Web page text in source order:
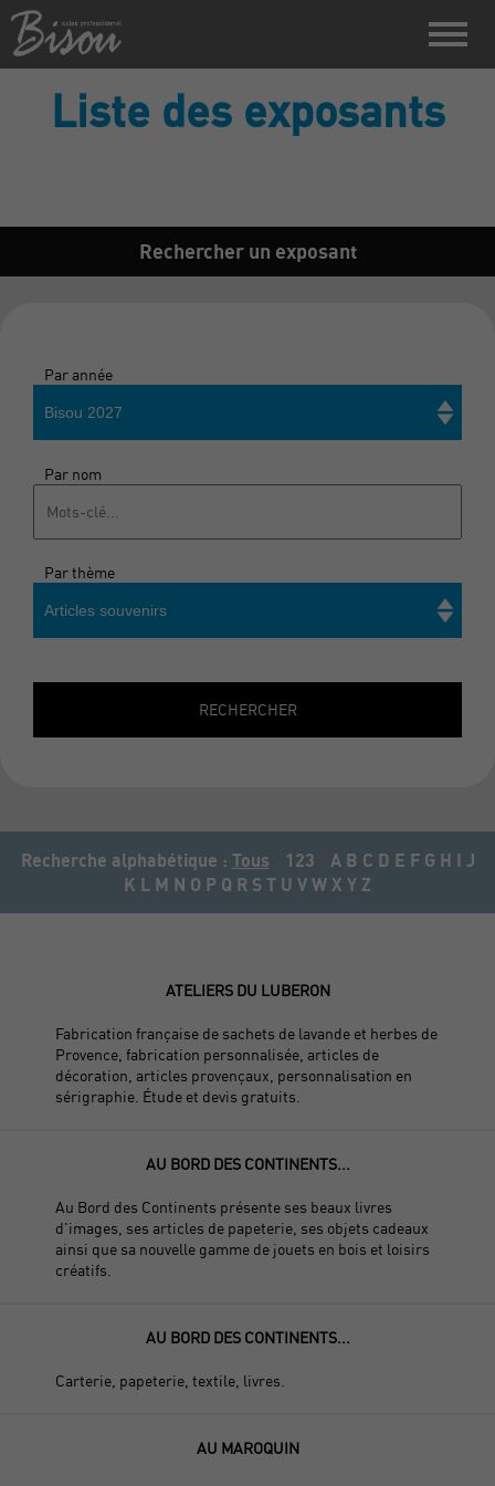
Liste des exposants
Rechercher un exposant
Par année
Bisou 2027
Par nom
Par thème
Articles souvenirs
RECHERCHER
Recherche alphabétique : Tous 123 A B C D E F G H I J
K L M N O P Q R S T U V W X Y Z
ATELIERS DU LUBERON
Fabrication française de sachets de lavande et herbes de
Provence, fabrication personnalisée, articles de
décoration, articles provençaux, personnalisation en
sérigraphie. Étude et devis gratuits.
AU BORD DES CONTINENTS...
Au Bord des Continents présente ses beaux livres
d'images, ses articles de papeterie, ses objets cadeaux
ainsi que sa nouvelle gamme de jouets en bois et loisirs
créatifs.
AU BORD DES CONTINENTS...
Carterie, papeterie, textile, livres.
AU MAROQUIN